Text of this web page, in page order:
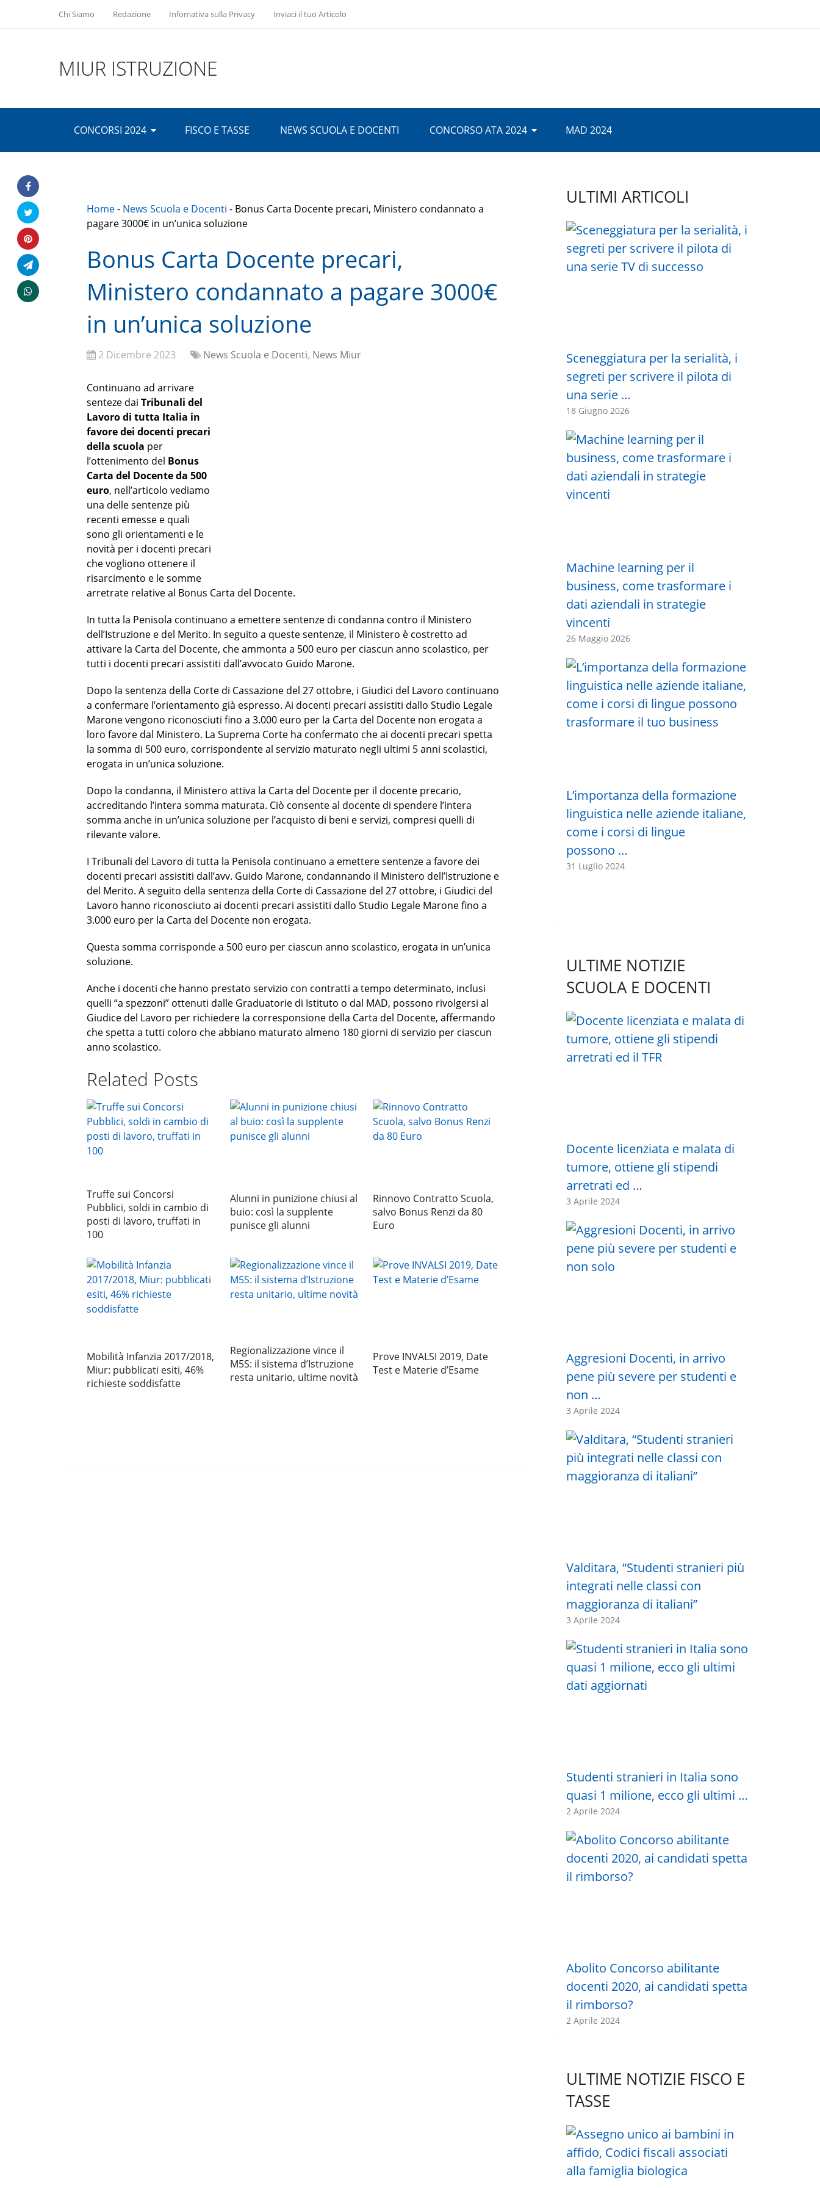
Chi Siamo Redazione Infomativa sulla Privacy Inviaci il tuo Articolo
MIUR ISTRUZIONE
CONCORSI 2024 FISCO E TASSE NEWS SCUOLA E DOCENTI CONCORSO ATA 2024 MAD 2024
Home- News Scuola e Docenti - Bonus Carta Docente precari, Ministero condannato a
pagare 3000€ in un’unica soluzione
Bonus Carta Docente precari,
Ministero condannato a pagare 3000€
in un’unica soluzione
2 Dicembre 2023 News Scuola e Docenti, News Miur
Continuano ad arrivare
senteze dai Tribunali del
Lavoro di tutta Italia in
favore dei docenti precari
della scuola per
l’ottenimento del Bonus
Carta del Docente da 500
euro, nell’articolo vediamo
una delle sentenze più
recenti emesse e quali
sono gli orientamenti e le
novità per i docenti precari
che vogliono ottenere il
risarcimento e le somme
arretrate relative al Bonus Carta del Docente.
In tutta la Penisola continuano a emettere sentenze di condanna contro il Ministero
dell’Istruzione e del Merito. In seguito a queste sentenze, il Ministero è costretto ad
attivare la Carta del Docente, che ammonta a 500 euro per ciascun anno scolastico, per
tutti i docenti precari assistiti dall’avvocato Guido Marone.
Dopo la sentenza della Corte di Cassazione del 27 ottobre, i Giudici del Lavoro continuano
a confermare l’orientamento già espresso. Ai docenti precari assistiti dallo Studio Legale
Marone vengono riconosciuti fino a 3.000 euro per la Carta del Docente non erogata a
loro favore dal Ministero. La Suprema Corte ha confermato che ai docenti precari spetta
la somma di 500 euro, corrispondente al servizio maturato negli ultimi 5 anni scolastici,
erogata in un’unica soluzione.
Dopo la condanna, il Ministero attiva la Carta del Docente per il docente precario,
accreditando l’intera somma maturata. Ciò consente al docente di spendere l’intera
somma anche in un’unica soluzione per l’acquisto di beni e servizi, compresi quelli di
rilevante valore.
I Tribunali del Lavoro di tutta la Penisola continuano a emettere sentenze a favore dei
docenti precari assistiti dall’avv. Guido Marone, condannando il Ministero dell’Istruzione e
del Merito. A seguito della sentenza della Corte di Cassazione del 27 ottobre, i Giudici del
Lavoro hanno riconosciuto ai docenti precari assistiti dallo Studio Legale Marone fino a
3.000 euro per la Carta del Docente non erogata.
Questa somma corrisponde a 500 euro per ciascun anno scolastico, erogata in un’unica
soluzione.
Anche i docenti che hanno prestato servizio con contratti a tempo determinato, inclusi
quelli “a spezzoni” ottenuti dalle Graduatorie di Istituto o dal MAD, possono rivolgersi al
Giudice del Lavoro per richiedere la corresponsione della Carta del Docente, affermando
che spetta a tutti coloro che abbiano maturato almeno 180 giorni di servizio per ciascun
anno scolastico.
Related Posts
Truffe sui Concorsi
Pubblici, soldi in cambio di
posti di lavoro, truffati in
100
Alunni in punizione chiusi al
buio: così la supplente
punisce gli alunni
Rinnovo Contratto Scuola,
salvo Bonus Renzi da 80
Euro
Mobilità Infanzia 2017/2018,
Miur: pubblicati esiti, 46%
richieste soddisfatte
Regionalizzazione vince il
M5S: il sistema d’Istruzione
resta unitario, ultime novità
Prove INVALSI 2019, Date
Test e Materie d’Esame
ULTIMI ARTICOLI
Sceneggiatura per la serialità, i
segreti per scrivere il pilota di
una serie …
18 Giugno 2026
Machine learning per il
business, come trasformare i
dati aziendali in strategie
vincenti
26 Maggio 2026
L’importanza della formazione
linguistica nelle aziende italiane,
come i corsi di lingue
possono …
31 Luglio 2024
ULTIME NOTIZIE
SCUOLA E DOCENTI
Docente licenziata e malata di
tumore, ottiene gli stipendi
arretrati ed …
3 Aprile 2024
Aggresioni Docenti, in arrivo
pene più severe per studenti e
non …
3 Aprile 2024
Valditara, “Studenti stranieri più
integrati nelle classi con
maggioranza di italiani”
3 Aprile 2024
Studenti stranieri in Italia sono
quasi 1 milione, ecco gli ultimi …
2 Aprile 2024
Abolito Concorso abilitante
docenti 2020, ai candidati spetta
il rimborso?
2 Aprile 2024
ULTIME NOTIZIE FISCO E
TASSE